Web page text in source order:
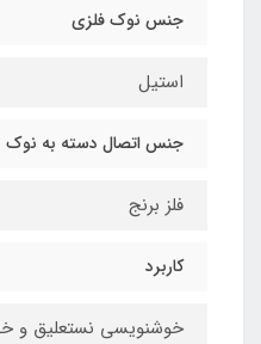
جنس نوک فلزی
استیل
جنس اتصال دسته به نوک
فلز برنج
کاربرد
خوشنویسی نستعلیق و